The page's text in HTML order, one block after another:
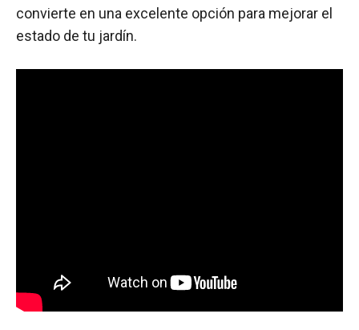
convierte en una excelente opción para mejorar el
estado de tu jardín.